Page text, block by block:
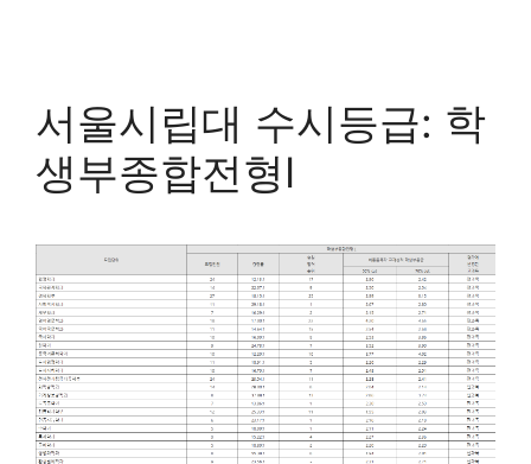
서울시립대 수시등급: 학
생부종합전형Ⅰ